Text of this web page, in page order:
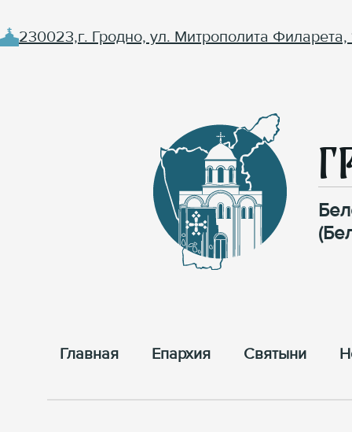
230023,г. Гродно, ул. Митрополита Филарета,
Главная Епархия Cвятыни